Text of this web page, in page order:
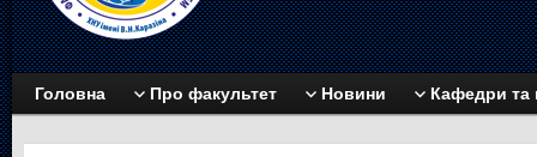
Головна Про факультет Новини Кафедри та